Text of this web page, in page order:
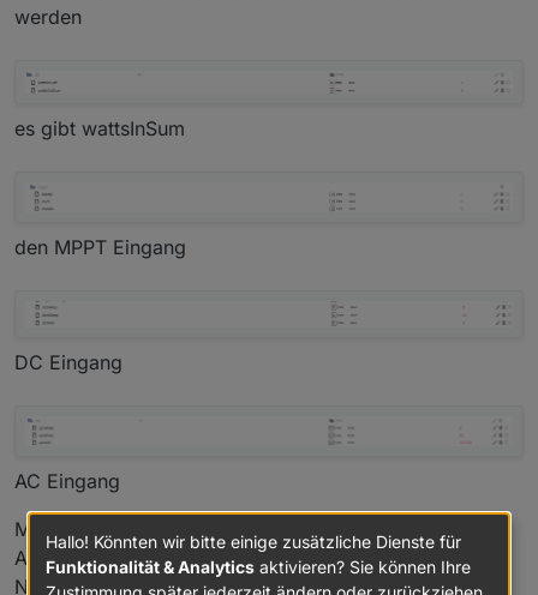
werden
es gibt wattsInSum
den MPPT Eingang
DC Eingang
AC Eingang
Mir wurde heute gesagt das die Anfrage zum API-
Access weitergegeben wurde. Anscheinend erhöhte
Nachfrage aktuell
Hallo! Könnten wir bitte einige zusätzliche Dienste für
Funktionalität & Analytics aktivieren? Sie können Ihre